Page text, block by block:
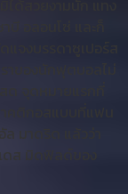
ด้สวยงามนัก แทง
อลอนโซ่ และก็
จงบรรดาซูเปอร์ส
าของนักฟุตบอลไม่
ด จุดหมายแรกที่
าคติกอสแบบที่แฟน
มาดริด แล้วว่า
ส มิดฟิลด์ของ